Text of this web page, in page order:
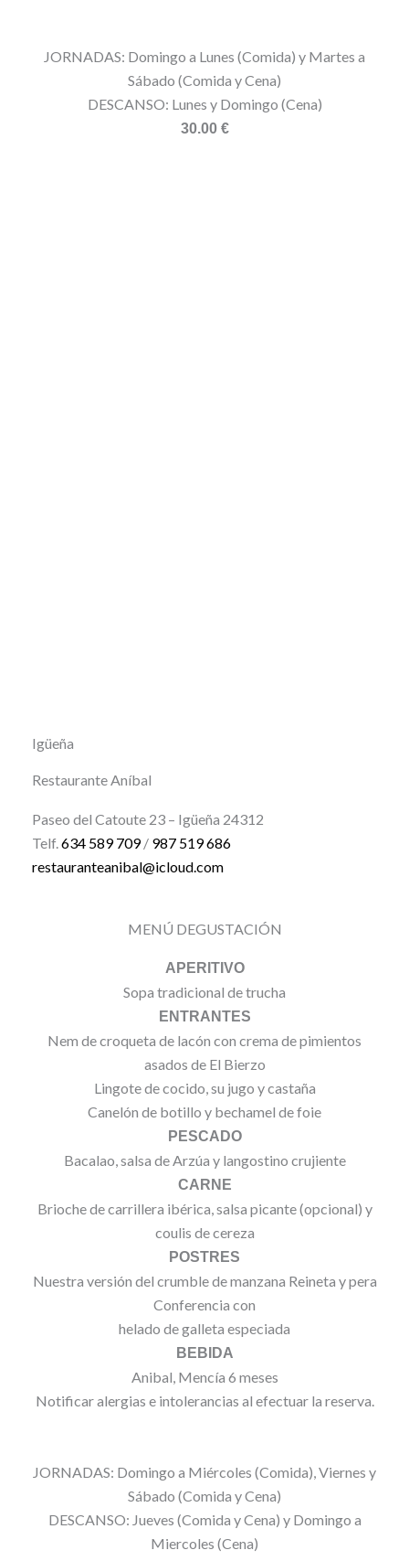
JORNADAS: Domingo a Lunes (Comida) y Martes a
Sábado (Comida y Cena)
DESCANSO: Lunes y Domingo (Cena)
30.00 €
Igüeña
Restaurante Aníbal
Paseo del Catoute 23 – Igüeña 24312
Telf. 634 589 709/ 987 519 686
restauranteanibal@icloud.com
MENÚ DEGUSTACIÓN
APERITIVO
Sopa tradicional de trucha
ENTRANTES
Nem de croqueta de lacón con crema de pimientos
asados de El Bierzo
Lingote de cocido, su jugo y castaña
Canelón de botillo y bechamel de foie
PESCADO
Bacalao, salsa de Arzúa y langostino crujiente
CARNE
Brioche de carrillera ibérica, salsa picante (opcional) y
coulis de cereza
POSTRES
Nuestra versión del crumble de manzana Reineta y pera
Conferencia con
helado de galleta especiada
BEBIDA
Anibal, Mencía 6 meses
Notificar alergias e intolerancias al efectuar la reserva.
JORNADAS: Domingo a Miércoles (Comida), Viernes y
Sábado (Comida y Cena)
DESCANSO: Jueves (Comida y Cena) y Domingo a
Miercoles (Cena)